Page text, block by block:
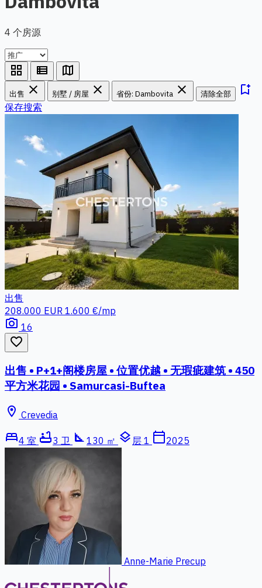
4 个房源
grid_view view_list map
出售 close 别墅 / 房屋 close 省份: Dambovita close 清除全部 bookmark_add
保存搜索
出售
208.000 EUR 1.600 €/mp
photo_camera 16
favorite_border
出售 • P+1+阁楼房屋 • 位置优越 • 无瑕疵建筑 • 450
平方米花园 • Samurcasi-Buftea
location_on Crevedia
bed4 室 bathtub3 卫 square_foot 130 ㎡ layers 层 1 calendar_today2025
Anne-Marie Precup